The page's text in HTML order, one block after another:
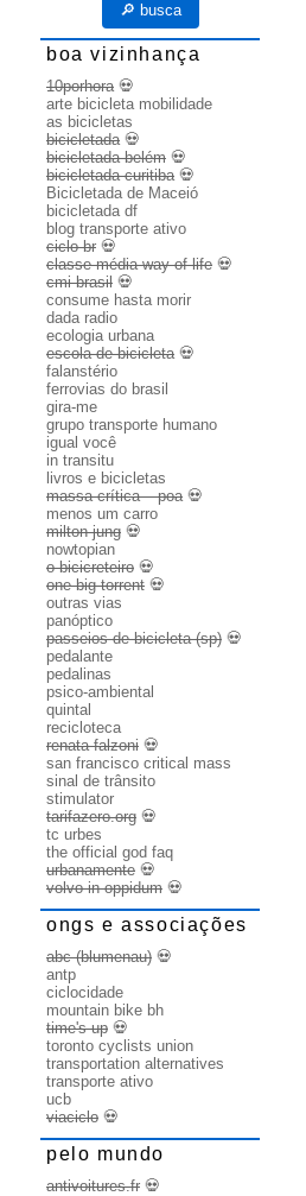
🔎 busca
boa vizinhança
10porhora💀
arte bicicleta mobilidade
as bicicletas
bicicletada💀
bicicletada belém 💀
bicicletada curitiba💀
Bicicletada de Maceió
bicicletada df
blog transporte ativo
ciclo br 💀
classe média way of life 💀
cmi brasil 💀
consume hasta morir
dada radio
ecologia urbana
escola de bicicleta💀
falanstério
ferrovias do brasil
gira-me
grupo transporte humano
igual você
in transitu
livros e bicicletas
massa crítica – poa💀
menos um carro
milton jung 💀
nowtopian
o bicicreteiro 💀
one big torrent 💀
outras vias
panóptico
passeios de bicicleta (sp) 💀
pedalante
pedalinas
psico-ambiental
quintal
recicloteca
renata falzoni 💀
san francisco critical mass
sinal de trânsito
stimulator
tarifazero.org 💀
tc urbes
the official god faq
urbanamente 💀
volvo in oppidum 💀
ongs e associações
abc (blumenau) 💀
antp
ciclocidade
mountain bike bh
time's up 💀
toronto cyclists union
transportation alternatives
transporte ativo
ucb
viaciclo 💀
pelo mundo
antivoitures.fr 💀